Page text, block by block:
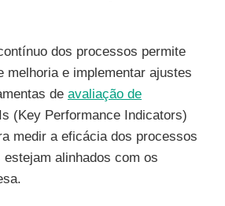
dos processos permite
melhoria e implementar ajustes
de avaliação de
(Key Performance Indicators)
medir a eficácia dos processos
alinhados com os